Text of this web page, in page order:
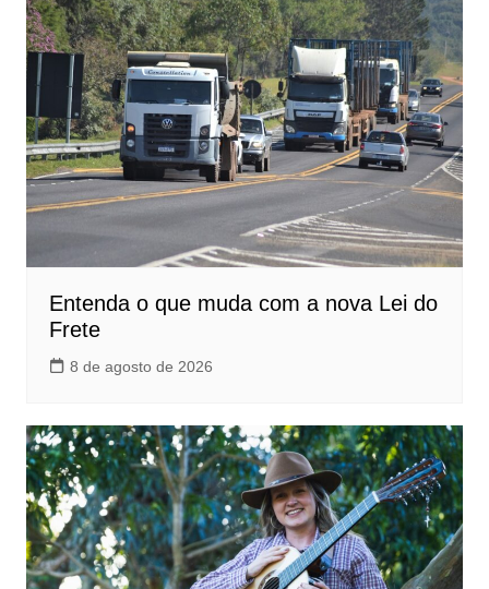
Entenda o que muda com a nova Lei do
Frete
8 de agosto de 2026